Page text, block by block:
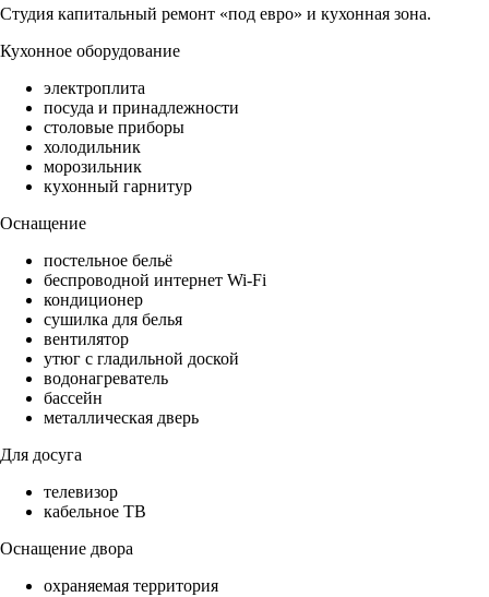
Студия капитальный ремонт «под евро» и кухонная зона.
Кухонное оборудование
электроплита
посуда и принадлежности
столовые приборы
холодильник
морозильник
кухонный гарнитур
Оснащение
постельное бельё
беспроводной интернет Wi-Fi
кондиционер
сушилка для белья
вентилятор
утюг с гладильной доской
водонагреватель
бассейн
металлическая дверь
Для досуга
телевизор
кабельное ТВ
Оснащение двора
охраняемая территория